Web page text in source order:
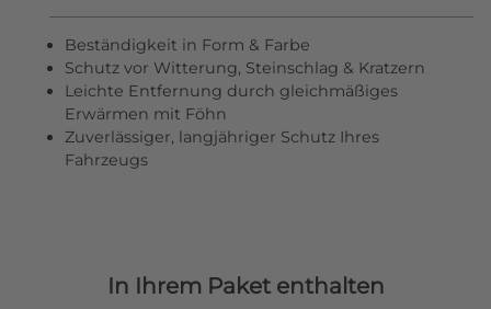
Beständigkeit in Form & Farbe
Schutz vor Witterung, Steinschlag & Kratzern
Leichte Entfernung durch gleichmäßiges
Erwärmen mit Föhn
Zuverlässiger, langjähriger Schutz Ihres
Fahrzeugs
In Ihrem Paket enthalten